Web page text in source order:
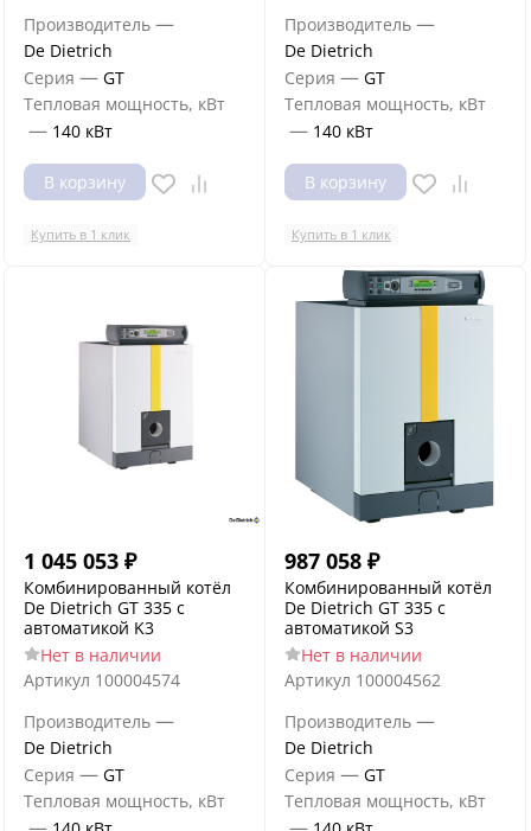
Производитель —
De Dietrich
Серия — GT
Тепловая мощность, кВт
— 140 кВт
В корзину
Купить в 1 клик
Производитель —
De Dietrich
Серия — GT
Тепловая мощность, кВт
— 140 кВт
В корзину
Купить в 1 клик
1 045 053 ₽
Комбинированный котёл
De Dietrich GT 335 с
автоматикой K3
Нет в наличии
Артикул 100004574
Производитель —
De Dietrich
Серия — GT
Тепловая мощность, кВт
987 058 ₽
Комбинированный котёл
De Dietrich GT 335 с
автоматикой S3
Нет в наличии
Артикул 100004562
Производитель —
De Dietrich
Серия — GT
Тепловая мощность, кВт